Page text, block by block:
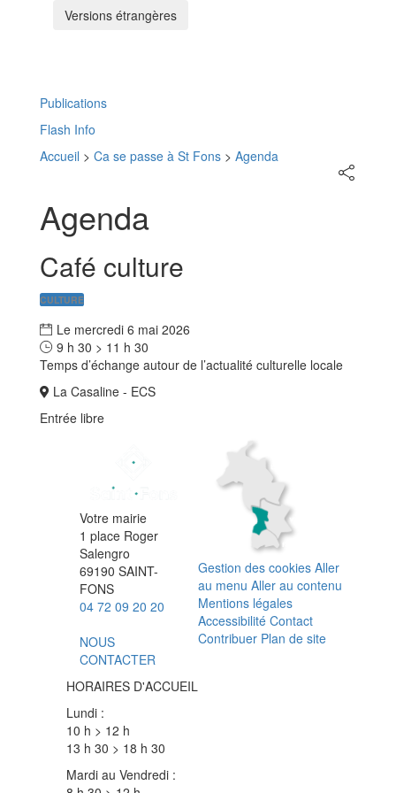
Versions étrangères
Publications
Flash Info
Accueil > Ca se passe à St Fons > Agenda
Partager
sur
Agenda
Café culture
CULTURE
Le mercredi 6 mai 2026
9 h 30 > 11 h 30
Temps d’échange autour de l’actualité culturelle locale
La Casaline - ECS
Entrée libre
Votre mairie
1 place Roger
Salengro
69190 SAINT-
FONS
04 72 09 20 20
NOUS
CONTACTER
HORAIRES D'ACCUEIL
Lundi :
10 h > 12 h
13 h 30 > 18 h 30
Mardi au Vendredi :
Gestion des cookies Aller
au menu Aller au contenu
Mentions légales
Accessibilité Contact
Contribuer Plan de site